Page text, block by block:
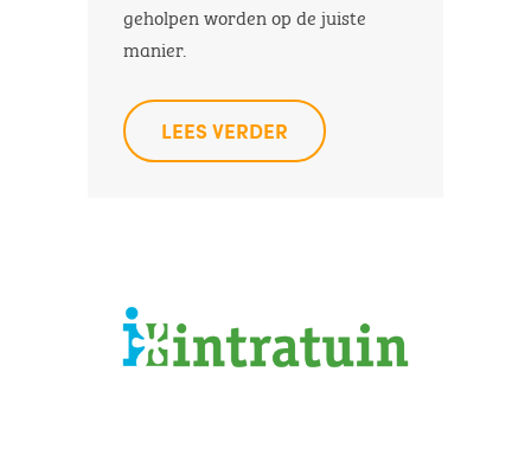
geholpen worden op de juiste
manier.
LEES VERDER